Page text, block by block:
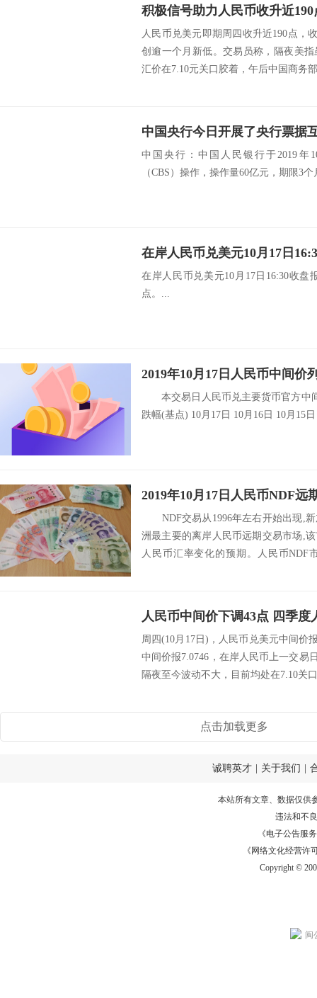
积极信号助力人民币收升近
人民币兑美元即期周四收升近190点，
创逾一个月新低。交易员称，隔夜美
汇价在7.10元关口胶着，午后中国商务
中国央行今日开展了央行票据
中国央行：中国人民银行于2019年
（CBS）操作，操作量60亿元，期限3
在岸人民币兑美元10月17日16:30收盘
点。...
2019年10月17日人民币中间价
本交易日人民币兑主要货币官方中
跌幅(基点) 10月17日 10月16日 10月15
2019年10月17日人民币NDF远
NDF交易从1996年左右开始出现,新
洲最主要的离岸人民币远期交易市场,
人民币汇率变化的预期。人民币NDF
周四(10月17日)，人民币兑美元中间价
中间价报7.0746，在岸人民币上一交易
隔夜至今波动不大，目前均处在7.10关
点击加载更多
诚聘英才 关于我们
本站所有文章、数据仅供
违法和不
《电子公告服务
《网络文化经营许
Copyright ©
闽